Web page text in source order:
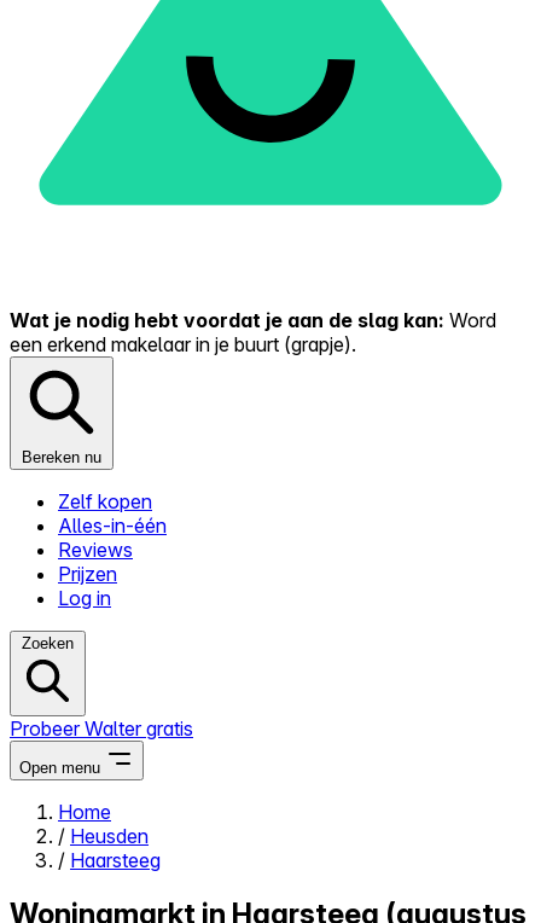
Wat je nodig hebt voordat je aan de slag kan: Word
een erkend makelaar in je buurt (grapje).
Bereken nu
Zelf kopen
Alles-in-één
Reviews
Prijzen
Log in
Zoeken
Probeer Walter gratis
Open menu
Close menu
Home
/ Heusden
/ Haarsteeg
Woningmarkt in Haarsteeg (augustus